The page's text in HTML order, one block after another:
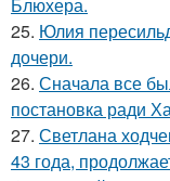
25. Юлия
дочери.
26. Сначала все
постановка ради
27. Светлана
43 года,